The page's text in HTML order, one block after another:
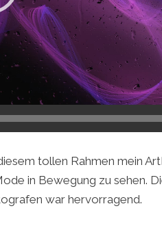
tollen Rahmen mein
in Bewegung zu sehen.
war hervorragend.